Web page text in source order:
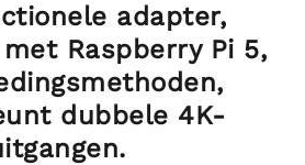
adapter,
Raspberry Pi 5,
dubbele 4K-